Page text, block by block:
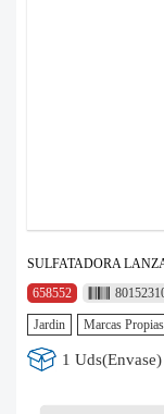
SULFATADORA
658552
Jardin Marcas Propias
1 Uds(Envase)